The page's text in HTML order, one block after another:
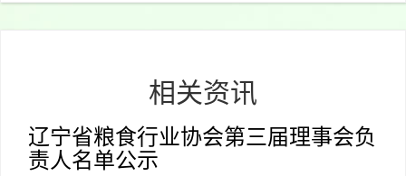
相关资讯
辽宁省粮食行业协会第三届理事会负
责人名单公示